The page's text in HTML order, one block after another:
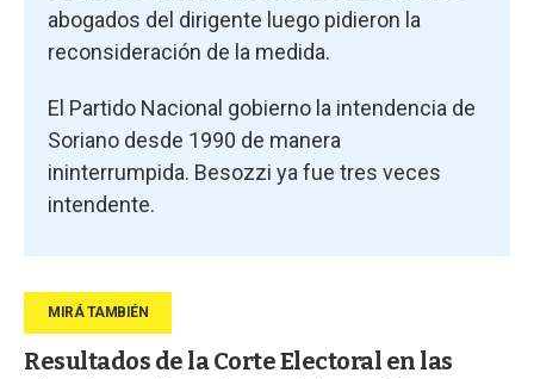
abogados del dirigente luego pidieron la
reconsideración de la medida.
El Partido Nacional gobierno la intendencia de
Soriano desde 1990 de manera
ininterrumpida. Besozzi ya fue tres veces
intendente.
Resultados de la Corte Electoral en las